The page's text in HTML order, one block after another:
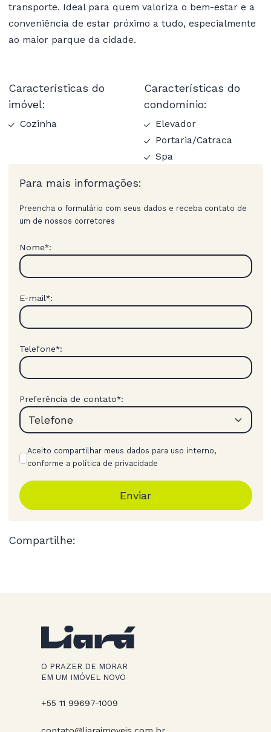
transporte. Ideal para quem valoriza o bem-estar e a
conveniência de estar próximo a tudo, especialmente
ao maior parque da cidade.
Características do
imóvel:
Cozinha
Características do
condomínio:
Elevador
Portaria/Catraca
Spa
Para mais informações:
Preencha o formulário com seus dados e receba contato de
um de nossos corretores
Nome*:
E-mail*:
Telefone*:
Preferência de contato*:
Aceito compartilhar meus dados para uso interno,
conforme a política de privacidade
Enviar
Compartilhe:
O PRAZER DE MORAR
EM UM IMÓVEL NOVO
+55 11 99697-1009